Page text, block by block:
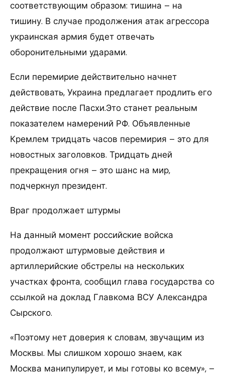
соответствующим образом: тишина – на
тишину. В случае продолжения атак агрессора
украинская армия будет отвечать
оборонительными ударами.
Если перемирие действительно начнет
действовать, Украина предлагает продлить его
действие после Пасхи.Это станет реальным
показателем намерений РФ. Объявленные
Кремлем тридцать часов перемирия – это для
новостных заголовков. Тридцать дней
прекращения огня – это шанс на мир,
подчеркнул президент.
Враг продолжает штурмы
На данный момент российские войска
продолжают штурмовые действия и
артиллерийские обстрелы на нескольких
участках фронта, сообщил глава государства со
ссылкой на доклад Главкома ВСУ Александра
Сырского.
«Поэтому нет доверия к словам, звучащим из
Москвы. Мы слишком хорошо знаем, как
Москва манипулирует, и мы готовы ко всему», –